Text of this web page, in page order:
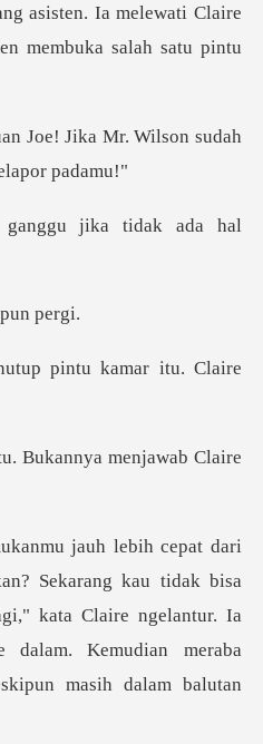
asisten. Ia melewa
e! Jika Mr. Wilson sudah
ganggu jika ti
tup pintu kamar itu. Cla
Bukannya menjawab C
kau tidak bisa
kata Claire ngelantur. Ia